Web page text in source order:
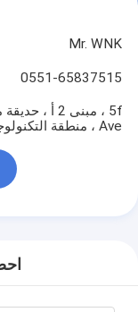
Mr. WNK
0551-65837515
Ave ، منطقة التكنولوجيا العالية ، Hefei ، Anhui ، الصين